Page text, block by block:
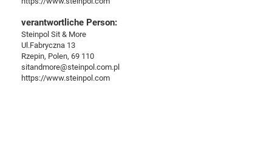
verantwortliche Person:
Steinpol Sit & More
Ul.Fabryczna 13
Rzepin, Polen, 69 110
sitandmore@steinpol.com.pl
https://www.steinpol.com